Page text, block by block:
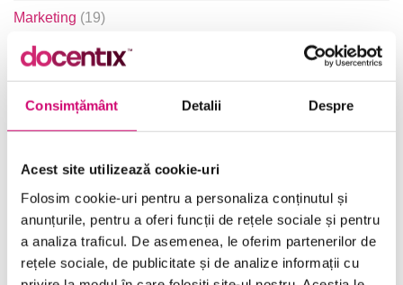
Consimțământ Detalii Despre
Acest site utilizează cookie-uri
Folosim cookie-uri pentru a personaliza conținutul și
anunțurile, pentru a oferi funcții de rețele sociale și pentru
a analiza traficul. De asemenea, le oferim partenerilor de
rețele sociale, de publicitate și de analize informații cu
Marketing (19)
Microsoft Office(241)
Transformare Digitală(90)
Vânzări și negocieri (10)